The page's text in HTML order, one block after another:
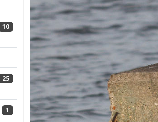
10
25
1